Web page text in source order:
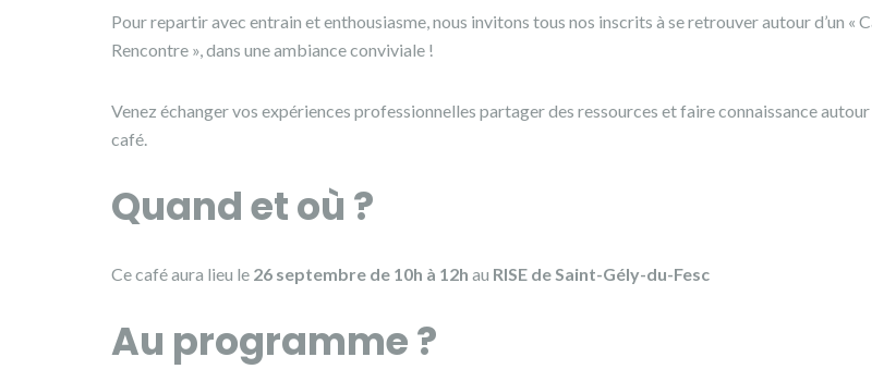
Pour repartir avec entrain et enthousiasme, nous invitons tous nos inscrits à se retrouver autour d’un «
Rencontre », dans une ambiance conviviale !
Venez échanger vos expériences professionnelles partager des ressources et faire connaissance autour
café.
Quand et où ?
Ce café aura lieu le 26 septembre de 10h à 12h au RISE de Saint-Gély-du-Fesc
Au programme ?